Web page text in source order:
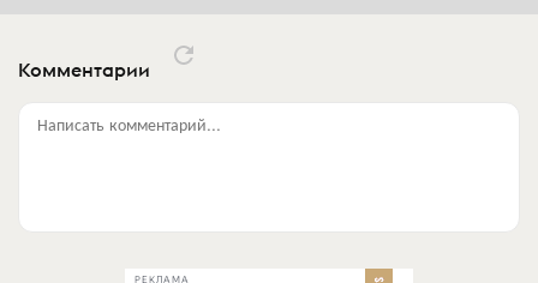
Комментарии
Написать комментарий...
РЕКЛАМА